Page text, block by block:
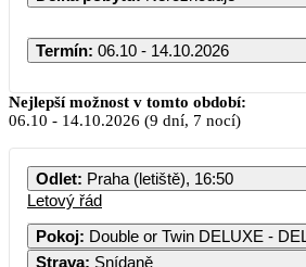
Termín: 06.10 - 14.10.2026
Říjen 2026
PO ÚT ST ČT
56 069
5 6
Nejlepší možnost v tomto období:
06.10 - 14.10.2026 (9 dní, 7 nocí)
Odlet: Praha (letiště), 16:50
Letový řád
Pokoj: Double or Twin DELUXE -
Strava: Snídaně